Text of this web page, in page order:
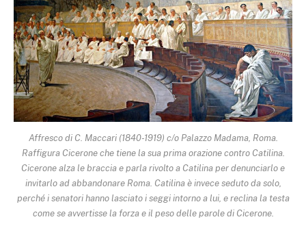
Affresco di C. Maccari (1840-1919) c/o Palazzo Madama, Roma.
Raffigura Cicerone che tiene la sua prima orazione contro Catilina.
Cicerone alza le braccia e parla rivolto a Catilina per denunciarlo e
invitarlo ad abbandonare Roma. Catilina è invece seduto da solo,
perché i senatori hanno lasciato i seggi intorno a lui, e reclina la testa
come se avvertisse la forza e il peso delle parole di Cicerone.